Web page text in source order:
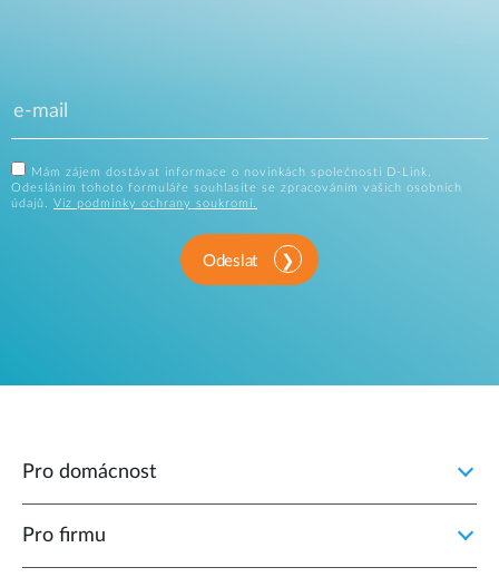
Mám zájem dostávat informace o novinkách společnosti D-Link.
Odesláním tohoto formuláře souhlasíte se zpracováním vašich osobních
údajů. Viz podmínky ochrany soukromí.
Odeslat
Pro domácnost
Pro firmu